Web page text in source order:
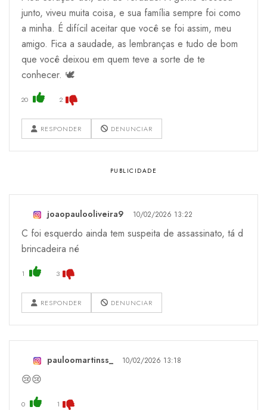
junto, viveu muita coisa, e sua família sempre foi como
a minha. É difícil aceitar que você se foi assim, meu
amigo. Fica a saudade, as lembranças e tudo de bom
que você deixou em quem teve a sorte de te
conhecer. 🕊️
20 2
RESPONDER DENUNCIAR
joaopaulooliveira9 10/02/2026 13:22
C foi esquerdo ainda tem suspeita de assassinato, tá d
brincadeira né
1 3
RESPONDER DENUNCIAR
pauloomartinss_ 10/02/2026 13:18
😢😢
0 1